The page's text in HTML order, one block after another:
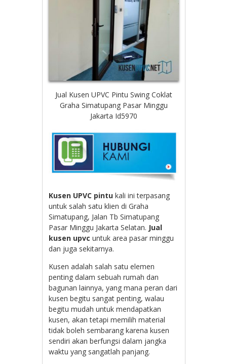
Jual Kusen UPVC Pintu Swing Coklat
Graha Simatupang Pasar Minggu
Jakarta Id5970
Kusen UPVC pintu kali ini terpasang
untuk salah satu klien di Graha
Simatupang, Jalan Tb Simatupang
Pasar Minggu Jakarta Selatan. Jual
kusen upvc untuk area pasar minggu
dan juga sekitarnya.
Kusen adalah salah satu elemen
penting dalam sebuah rumah dan
bagunan lainnya, yang mana peran dari
kusen begitu sangat penting, walau
begitu mudah untuk mendapatkan
kusen, akan tetapi memilih material
tidak boleh sembarang karena kusen
sendiri akan berfungsi dalam jangka
waktu yang sangatlah panjang.